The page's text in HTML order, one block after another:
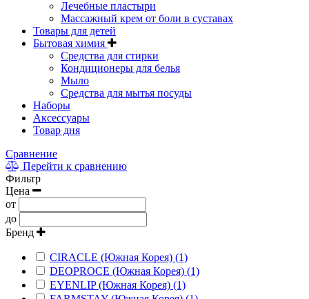
Лечебные пластыри
Массажный крем от боли в суставах
Товары для детей
Бытовая химия
Средства для стирки
Кондиционеры для белья
Мыло
Средства для мытья посуды
Наборы
Аксессуары
Товар дня
Сравнение
Перейти к сравнению
Фильтр
Цена
от
до
Бренд
CIRACLE (Южная Корея) (1)
DEOPROCE (Южная Корея) (1)
EYENLIP (Южная Корея) (1)